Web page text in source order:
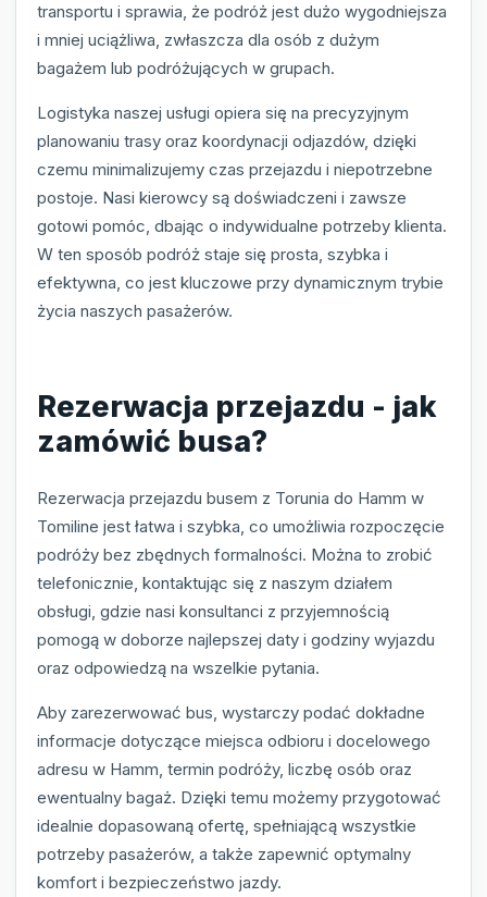
transportu i sprawia, że podróż jest dużo wygodniejsza
i mniej uciążliwa, zwłaszcza dla osób z dużym
bagażem lub podróżujących w grupach.
Logistyka naszej usługi opiera się na precyzyjnym
planowaniu trasy oraz koordynacji odjazdów, dzięki
czemu minimalizujemy czas przejazdu i niepotrzebne
postoje. Nasi kierowcy są doświadczeni i zawsze
gotowi pomóc, dbając o indywidualne potrzeby klienta.
W ten sposób podróż staje się prosta, szybka i
efektywna, co jest kluczowe przy dynamicznym trybie
życia naszych pasażerów.
Rezerwacja przejazdu - jak
zamówić busa?
Rezerwacja przejazdu busem z Torunia do Hamm w
Tomiline jest łatwa i szybka, co umożliwia rozpoczęcie
podróży bez zbędnych formalności. Można to zrobić
telefonicznie, kontaktując się z naszym działem
obsługi, gdzie nasi konsultanci z przyjemnością
pomogą w doborze najlepszej daty i godziny wyjazdu
oraz odpowiedzą na wszelkie pytania.
Aby zarezerwować bus, wystarczy podać dokładne
informacje dotyczące miejsca odbioru i docelowego
adresu w Hamm, termin podróży, liczbę osób oraz
ewentualny bagaż. Dzięki temu możemy przygotować
idealnie dopasowaną ofertę, spełniającą wszystkie
potrzeby pasażerów, a także zapewnić optymalny
komfort i bezpieczeństwo jazdy.